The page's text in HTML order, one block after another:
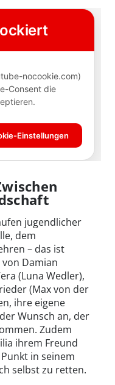
jugendlicher
dem
– das ist
Damian
(Luna Wedler),
(Max von der
ihre eigene
Wunsch an, der
Zudem
ihrem Freund
in seinem
selbst zu retten.